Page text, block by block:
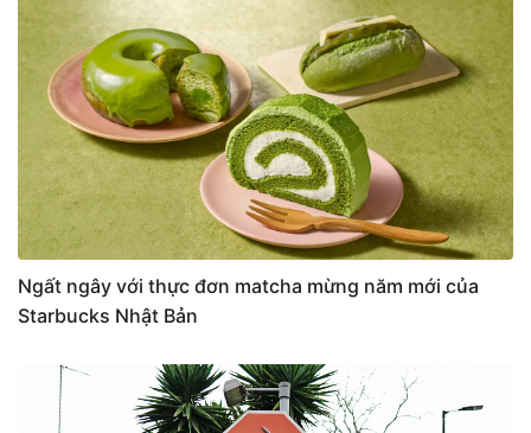
Ngất ngây với thực đơn matcha mừng năm mới của
Starbucks Nhật Bản